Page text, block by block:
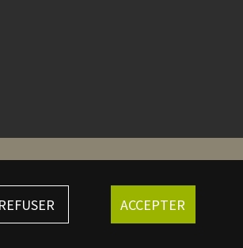
REFUSER ACCEPTER